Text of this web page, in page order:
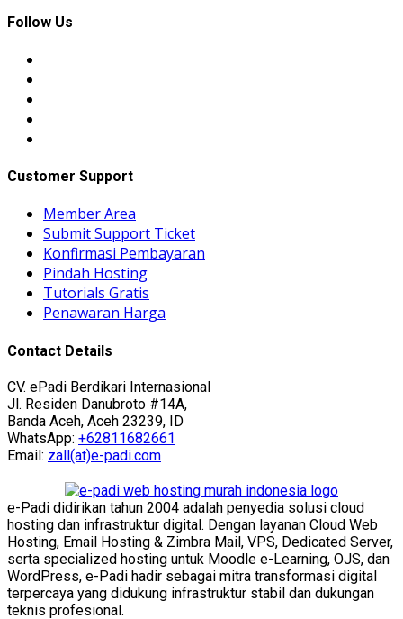
Follow Us
Customer Support
Member Area
Submit Support Ticket
Konfirmasi Pembayaran
Pindah Hosting
Tutorials Gratis
Penawaran Harga
Contact Details
CV. ePadi Berdikari Internasional
Jl. Residen Danubroto #14A,
Banda Aceh, Aceh 23239, ID
WhatsApp: +62811682661
Email: zall(at)e-padi.com
e-Padi didirikan tahun 2004 adalah penyedia solusi cloud
hosting dan infrastruktur digital. Dengan layanan Cloud Web
Hosting, Email Hosting & Zimbra Mail, VPS, Dedicated Server,
serta specialized hosting untuk Moodle e-Learning, OJS, dan
WordPress, e-Padi hadir sebagai mitra transformasi digital
terpercaya yang didukung infrastruktur stabil dan dukungan
teknis profesional.